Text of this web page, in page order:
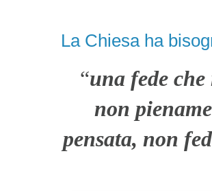
La Chiesa ha
“una fede
non
pensata, non